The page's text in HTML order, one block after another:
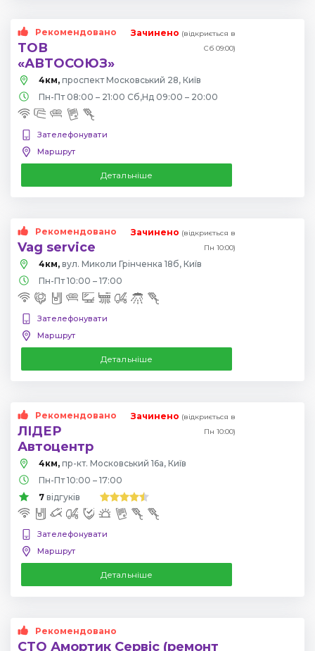
Рекомендовано
ТОВ
«АВТОСОЮЗ»
Зачинено (відкриється в
Сб 09:00)
4км, проспект Московський 28, Київ
Пн-Пт 08:00 – 21:00 Сб,Нд 09:00 – 20:00
Зателефонувати
Маршрут
Детальніше
Рекомендовано
Vag service
Зачинено (відкриється в
Пн 10:00)
4км, вул. Миколи Грінченка 18б, Київ
Пн-Пт 10:00 – 17:00
Зателефонувати
Маршрут
Детальніше
Рекомендовано
ЛІДЕР
Автоцентр
Зачинено (відкриється в
Пн 10:00)
4км, пр-кт. Московський 16а, Київ
Пн-Пт 10:00 – 17:00
7 відгуків
Зателефонувати
Маршрут
Детальніше
Рекомендовано
СТО Амортик Сервіс (ремонт